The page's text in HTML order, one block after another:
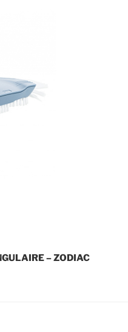
– ZODIAC